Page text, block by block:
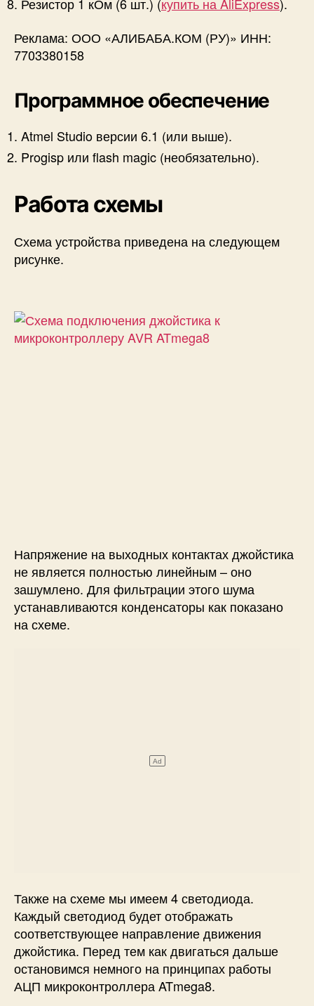
Реклама: ООО «АЛИБАБА.КОМ (РУ)» ИНН:
7703380158
Программное обеспечение
Atmel Studio версии 6.1 (или выше).
Progisp или flash magic (необязательно).
Работа схемы
Схема устройства приведена на следующем
рисунке.
Напряжение на выходных контактах джойстика
не является полностью линейным – оно
зашумлено. Для фильтрации этого шума
устанавливаются конденсаторы как показано
на схеме.
Также на схеме мы имеем 4 светодиода.
Каждый светодиод будет отображать
соответствующее направление движения
джойстика. Перед тем как двигаться дальше
остановимся немного на принципах работы
АЦП микроконтроллера ATmega8.